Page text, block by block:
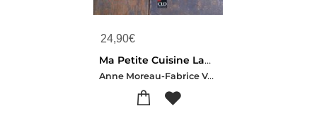
24,90€
Ma Petite Cuisine Laudato Si' : Manuel De Cuisine Saine Et Durable
Anne Moreau-Fabrice Veigas